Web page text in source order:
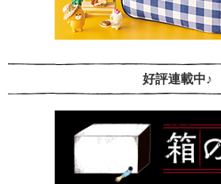
好評連載中♪